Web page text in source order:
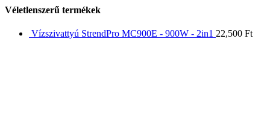
Véletlenszerű termékek
Vízszivattyú StrendPro MC900E - 900W - 2in1 22,500 Ft